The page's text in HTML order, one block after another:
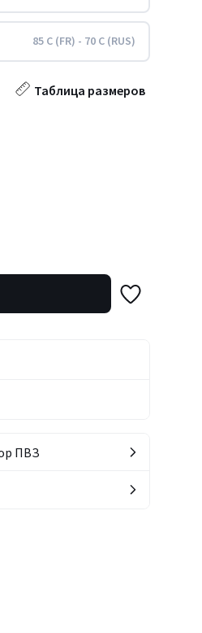
85 C (FR) - 70 C (RUS)
Таблица размеров
ПВЗ